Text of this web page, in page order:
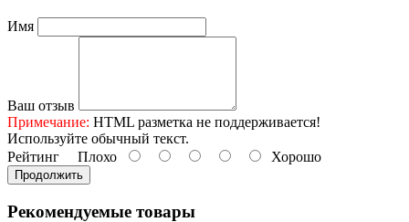
Имя
Ваш отзыв
Примечание: HTML разметка не поддерживается!
Используйте обычный текст.
Рейтинг Плохо Хорошо
Продолжить
Рекомендуемые товары